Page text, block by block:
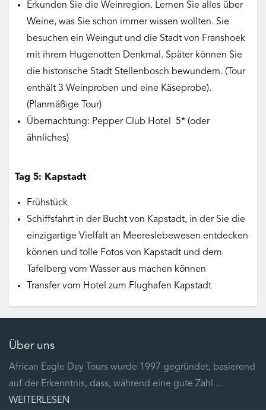
Erkunden Sie die Weinregion. Lernen Sie alles über
Weine, was Sie schon immer wissen wollten. Sie
besuchen ein Weingut und die Stadt von Franshoek
mit ihrem Hugenotten Denkmal. Später können Sie
die historische Stadt Stellenbosch bewundern. (Tour
enthält 3 Weinproben und eine Käseprobe).
(Planmäßige Tour)
Übernachtung: Pepper Club Hotel 5* (oder
ähnliches)
Tag 5: Kapstadt
Frühstück
Schiffsfahrt in der Bucht von Kapstadt, in der Sie die
einzigartige Vielfalt an Meereslebewesen entdecken
können und tolle Fotos von Kapstadt und dem
Tafelberg vom Wasser aus machen können
Transfer vom Hotel zum Flughafen Kapstadt
Über uns
African Eagle Day Tours wurde 1997 gegründet, basierend
auf der Erkenntnis, dass, während eine gute Zahl ...
WEITERLESEN